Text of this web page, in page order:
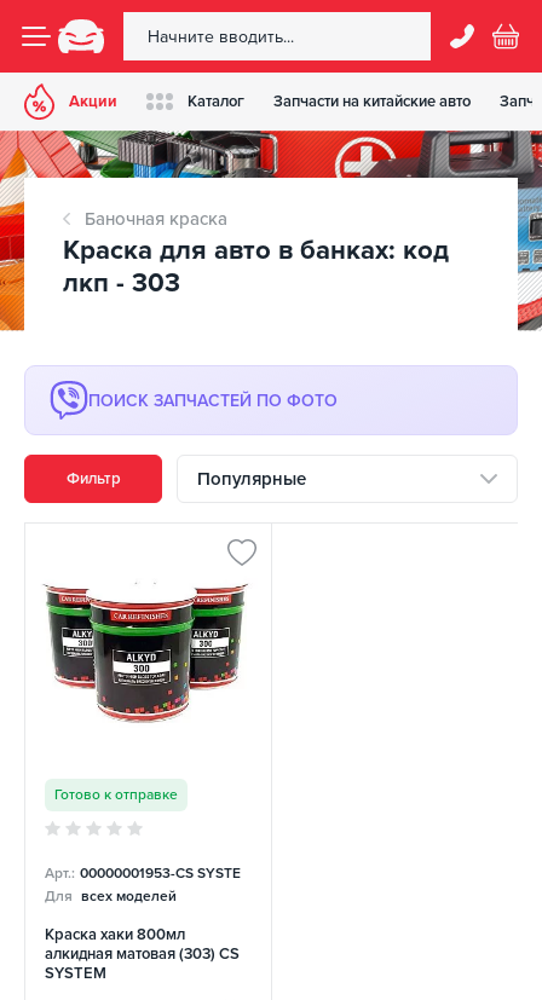
Акции Каталог Запчасти на китайские авто
Баночная краска
Краска для авто в банках: код
лкп - 303
ПОИСК ЗАПЧАСТЕЙ ПО ФОТО
Фильтр Популярные
Готово к отправке
Арт.: 00000001953-CS SYSTE
Для всех моделей
Краска хаки 800мл
алкидная матовая (303) CS
SYSTEM